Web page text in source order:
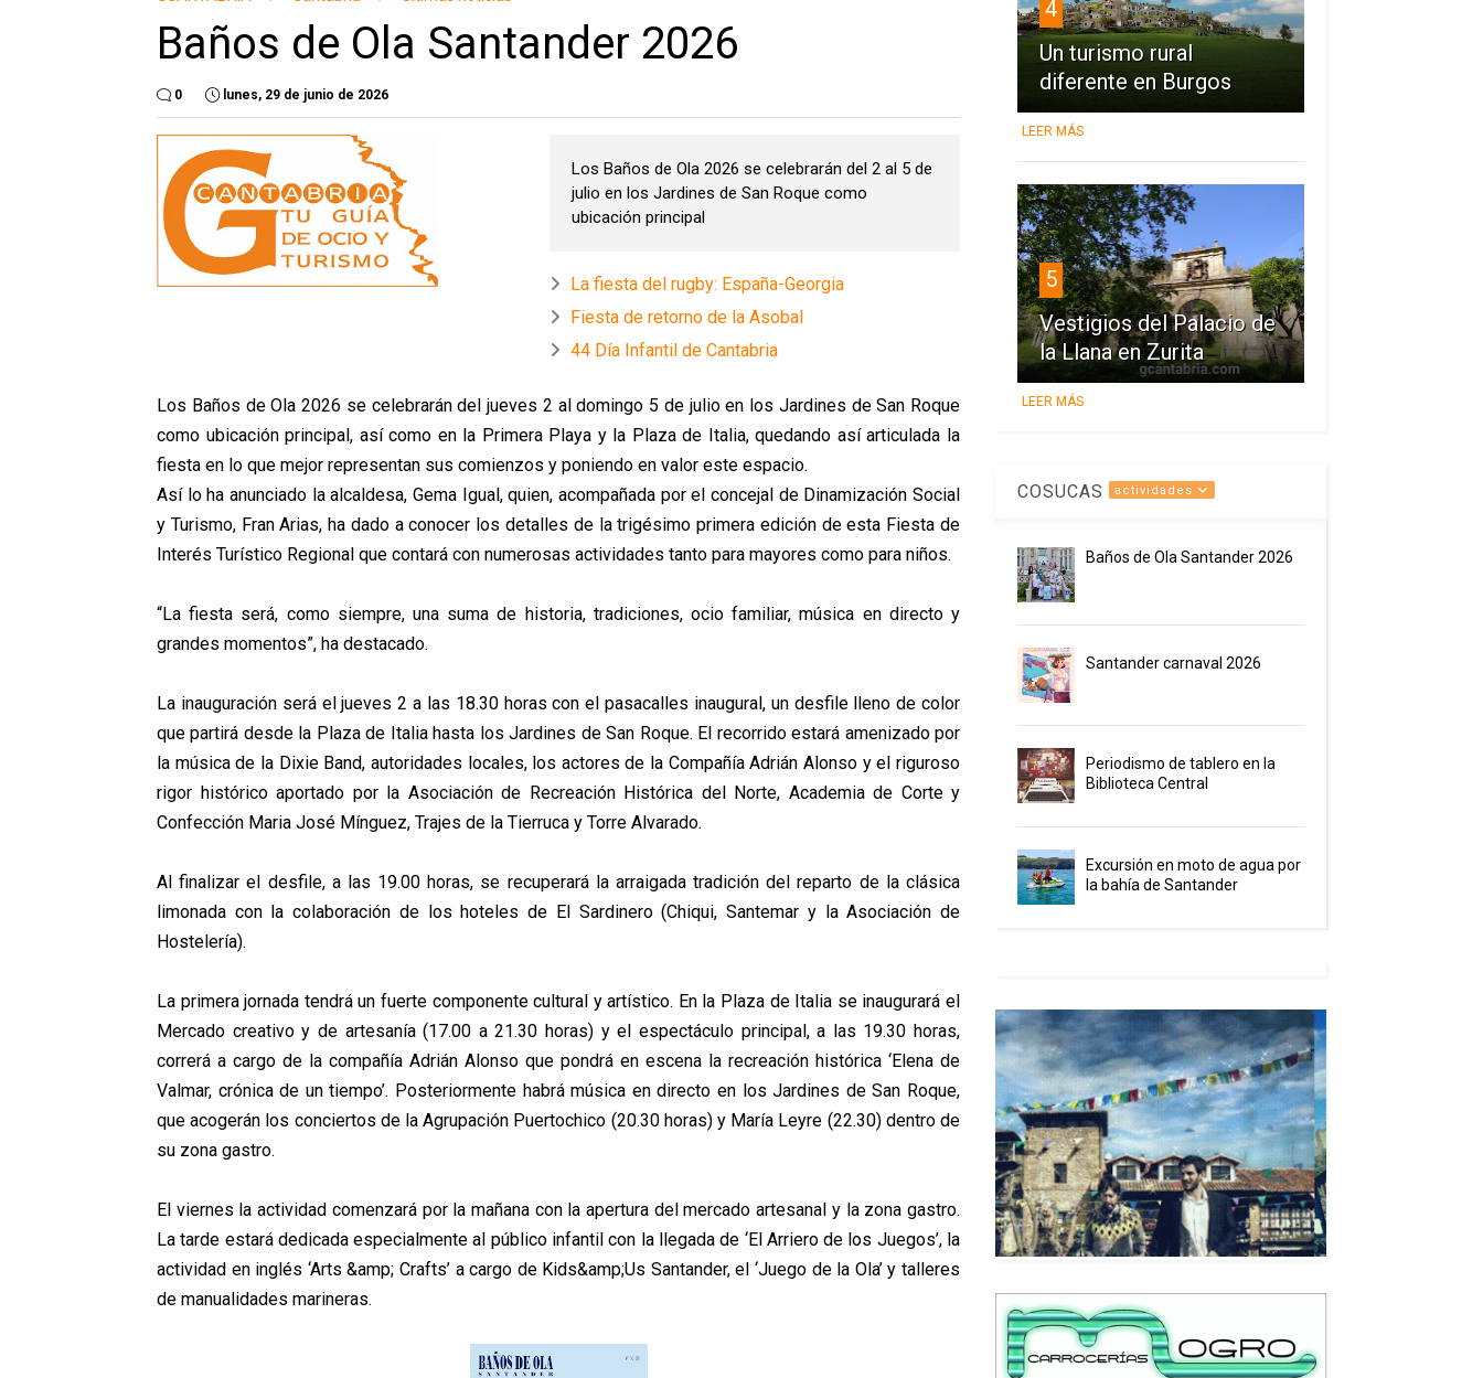
Baños de Ola Santander 2026
0 lunes, 29 de junio de 2026
Los Baños de Ola 2026 se celebrarán del 2 al 5 de
julio en los Jardines de San Roque como
ubicación principal
La fiesta del rugby: España-Georgia
Fiesta de retorno de la Asobal
44 Día Infantil de Cantabria
Los Baños de Ola 2026 se celebrarán del jueves 2 al domingo 5 de julio en los Jardines de San Roque
como ubicación principal, así como en la Primera Playa y la Plaza de Italia, quedando así articulada la
fiesta en lo que mejor representan sus comienzos y poniendo en valor este espacio.
Así lo ha anunciado la alcaldesa, Gema Igual, quien, acompañada por el concejal de Dinamización Social
y Turismo, Fran Arias, ha dado a conocer los detalles de la trigésimoprimera edición de esta Fiesta de
Interés Turístico Regional que contará con numerosas actividades tanto para mayores como para niños.
“La fiesta será, como siempre, una suma de historia, tradiciones, ocio familiar, música en directo y
grandes momentos”, ha destacado.
La inauguración será el jueves 2 a las 18.30 horas con el pasacalles inaugural, un desfile llenode color
que partirá desde la Plaza de Italia hasta los Jardines de San Roque. El recorridoestará amenizado por
la música de la Dixie Band, autoridades locales, los actores de la Compañía Adrián Alonso y el riguroso
rigor histórico aportado por la Asociación de Recreación Histórica del Norte, Academia de Corte y
Confección Maria José Mínguez, Trajes de la Tierruca y Torre Alvarado.
Al finalizar el desfile, a las 19.00 horas, se recuperará la arraigada tradición del reparto de la clásica
limonada con la colaboración de los hoteles de El Sardinero (Chiqui, Santemar y laAsociación de
Hostelería).
La primera jornada tendrá un fuerte componente cultural y artístico. En la Plaza de Italia se inaugurará el
Mercado creativo y de artesanía (17.00 a 21.30 horas) y el espectáculo principal,a las 19.30 horas,
correrá a cargo de la compañía Adrián Alonso que pondrá en escena la recreación histórica ‘Elena de
Valmar, crónica de un tiempo’. Posteriormente habrá música en directo en los Jardines de San Roque,
que acogerán los conciertos de la Agrupación Puertochico (20.30 horas) y María Leyre (22.30) dentro de
su zona gastro.
El viernes la actividad comenzará por la mañana con la apertura del mercado artesanal y la zona gastro.
La tarde estará dedicada especialmente al público infantil con la llegada de ‘El Arriero de los Juegos’, la
actividad en inglés ‘Arts &amp; Crafts’ a cargo de Kids&amp;Us Santander, el‘Juego de la Ola’ y talleres
de manualidades marineras.
4
Un turismo rural
diferente en Burgos
LEER MÁS
5
Vestigios del Palacio de
la Llana en Zurita
LEER MÁS
COSUCAS actividades
Baños de Ola Santander 2026
Santander carnaval 2026
Periodismo de tablero en la
Biblioteca Central
Excursión en moto de agua por
la bahía de Santander